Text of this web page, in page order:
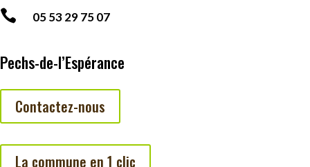
 05 53 29 75 07
Pechs-de-l’Espérance
Contactez-nous
La commune en 1 clic